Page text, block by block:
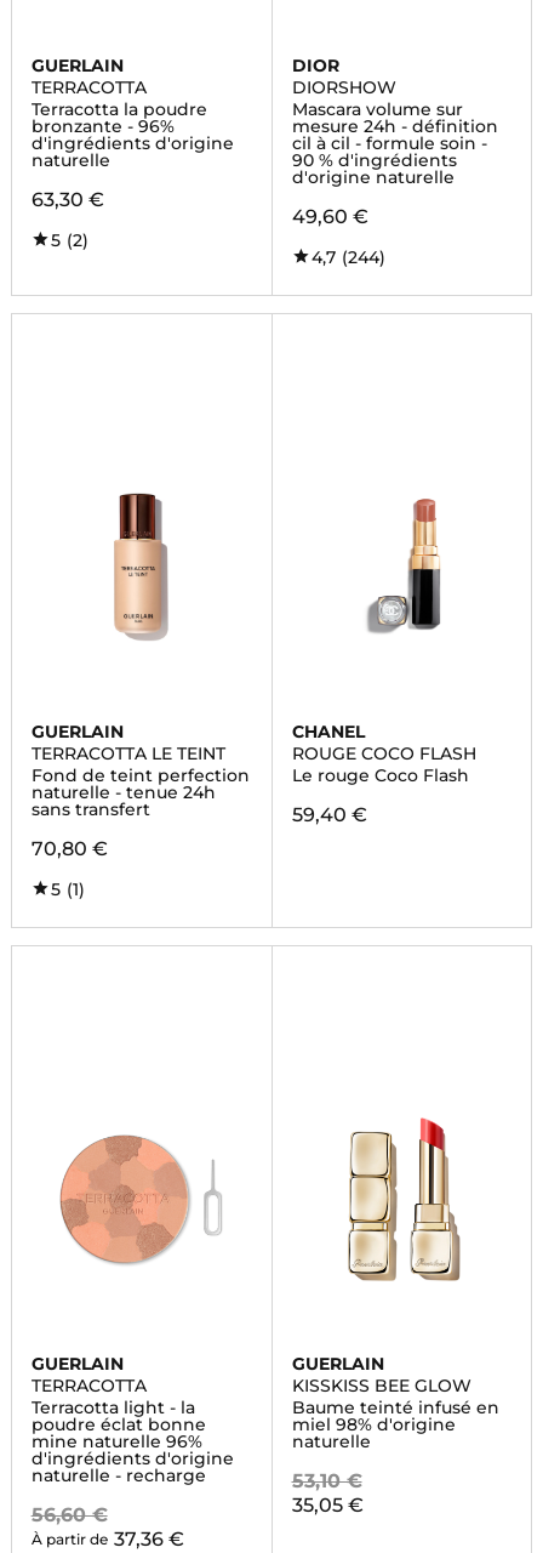
GUERLAIN
TERRACOTTA
Terracotta la poudre
bronzante - 96%
d'ingrédients d'origine
naturelle
63,30 €
5 (2)
DIOR
DIORSHOW
Mascara volume sur
mesure 24h - définition
cil à cil - formule soin -
90 % d'ingrédients
d'origine naturelle
49,60 €
4,7 (244)
GUERLAIN
TERRACOTTA LE TEINT
Fond de teint perfection
naturelle - tenue 24h
sans transfert
70,80 €
5 (1)
CHANEL
ROUGE COCO FLASH
Le rouge Coco Flash
59,40 €
GUERLAIN
TERRACOTTA
Terracotta light - la
poudre éclat bonne
mine naturelle 96%
d'ingrédients d'origine
naturelle - recharge
56,60 €
À partir de 37,36 €
GUERLAIN
KISSKISS BEE GLOW
Baume teinté infusé en
miel 98% d'origine
naturelle
53,10 €
35,05 €